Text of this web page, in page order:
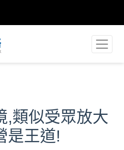
,類似受眾放大
是王道!